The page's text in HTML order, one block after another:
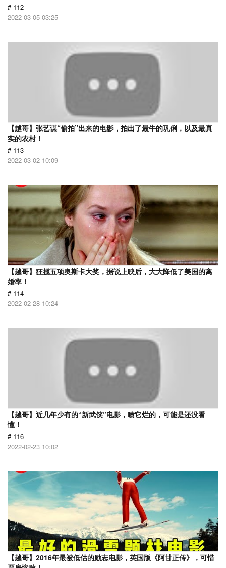
# 112
2022-03-05 03:25
【越哥】张艺谋“偷拍”出来的电影，拍出了最牛的巩俐，以及最真
实的农村！
# 113
2022-03-02 10:09
【越哥】狂揽五项奥斯卡大奖，据说上映后，大大降低了美国的离
婚率！
# 114
2022-02-28 10:24
【越哥】近几年少有的“新武侠”电影，喷它烂的，可能是还没看
懂！
# 116
2022-02-23 10:02
【越哥】2016年最被低估的励志电影，英国版《阿甘正传》，可惜